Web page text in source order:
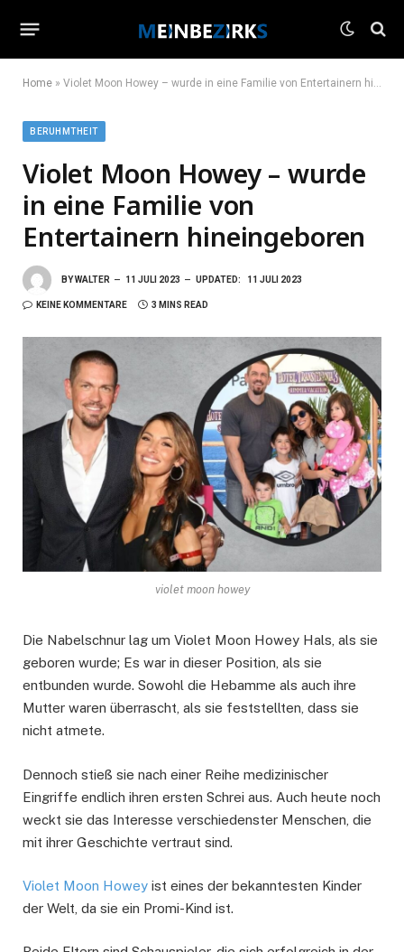
Home » Violet Moon Howey – wurde in eine Familie von Entertainern hineingeboren
BERUHMTHEIT
Violet Moon Howey – wurde
in eine Familie von
Entertainern hineingeboren
BYWALTER 11 JULI 2023 UPDATED: 11 JULI 2023
KEINE KOMMENTARE 3 MINS READ
violet moon howey
Die Nabelschnur lag um Violet Moon Howey Hals, als sie
geboren wurde; Es war in dieser Position, als sie
entbunden wurde. Sowohl die Hebamme als auch ihre
Mutter waren überrascht, als sie feststellten, dass sie
nicht atmete.
Dennoch stieß sie nach einer Reihe medizinischer
Eingriffe endlich ihren ersten Schrei aus. Auch heute noch
weckt sie das Interesse verschiedenster Menschen, die
mit ihrer Geschichte vertraut sind.
Violet Moon Howey ist eines der bekanntesten Kinder
der Welt, da sie ein Promi-Kind ist.